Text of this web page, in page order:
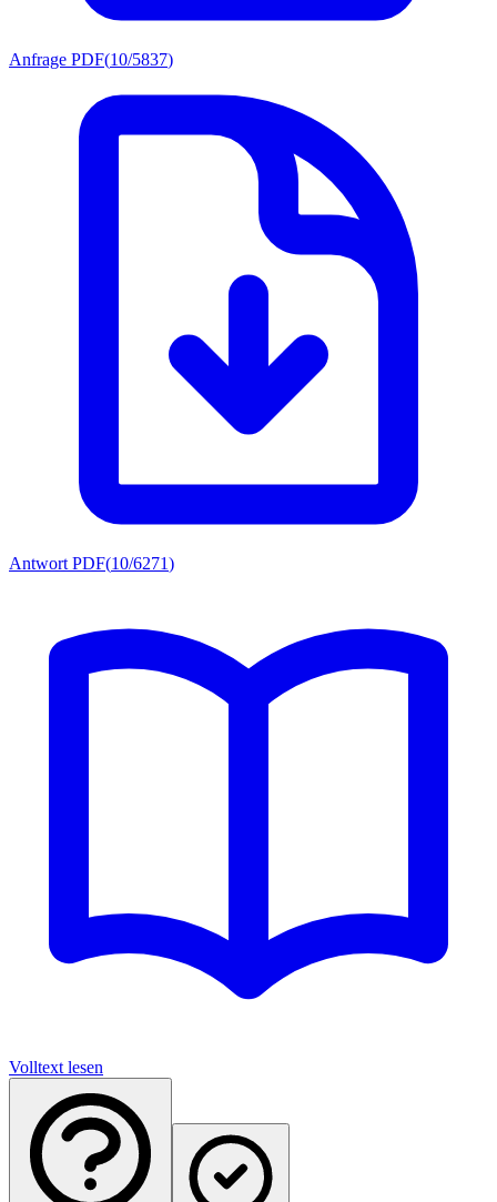
Anfrage PDF(10/5837)
Antwort PDF(10/6271)
Volltext lesen